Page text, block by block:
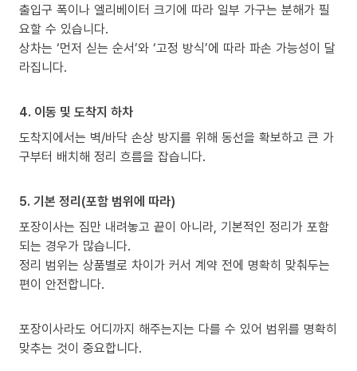
출입구 폭이나 엘리베이터 크기에 따라 일부 가구는 분해가 필
요할 수 있습니다.
상차는 ‘먼저 싣는 순서’와 ‘고정 방식’에 따라 파손 가능성이 달
라집니다.
4. 이동 및 도착지 하차
도착지에서는 벽/바닥 손상 방지를 위해 동선을 확보하고 큰 가
구부터 배치해 정리 흐름을 잡습니다.
5. 기본 정리(포함 범위에 따라)
포장이사는 짐만 내려놓고 끝이 아니라, 기본적인 정리가 포함
되는 경우가 많습니다.
정리 범위는 상품별로 차이가 커서 계약 전에 명확히 맞춰두는
편이 안전합니다.
포장이사라도 어디까지 해주는지는 다를 수 있어 범위를 명확히
맞추는 것이 중요합니다.